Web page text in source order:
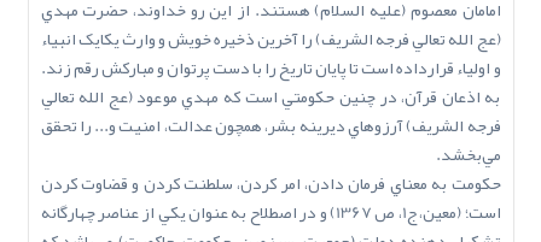
امامان معصوم (عليه السلام) هستند. از اين رو خداوند، حضرت مهدي
(عج ‌الله‌ تعالي‌ فرجه ‌الشريف) را آخرين ذخيره خويش و وارث يکايک انبياء
و اولياء قرارداده است تا پايان تاريخ را با دست پرتوان و مبارکش رقم زند.
به اذعان قرآن، در چنين حکومتي است که مهدي موعود (عج ‌الله‌ تعالي‌
فرجه ‌الشريف) آرزوهاي ديرينه بشر، همچون عدالت، امنيت و... را تحقق
مي‌بخشد.
حکومت به معناي فرمان دادن، امر کردن، سلطنت کردن و قضاوت کردن
است؛ (معين، ج1، ص 1367) و در اصطلاح به عنوان يکي از عناصر چهارگانه